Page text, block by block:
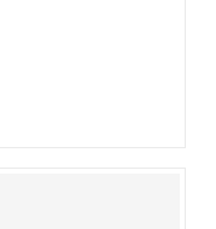
в кассе парка.